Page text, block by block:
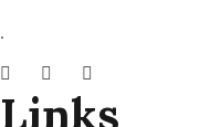
.
Links